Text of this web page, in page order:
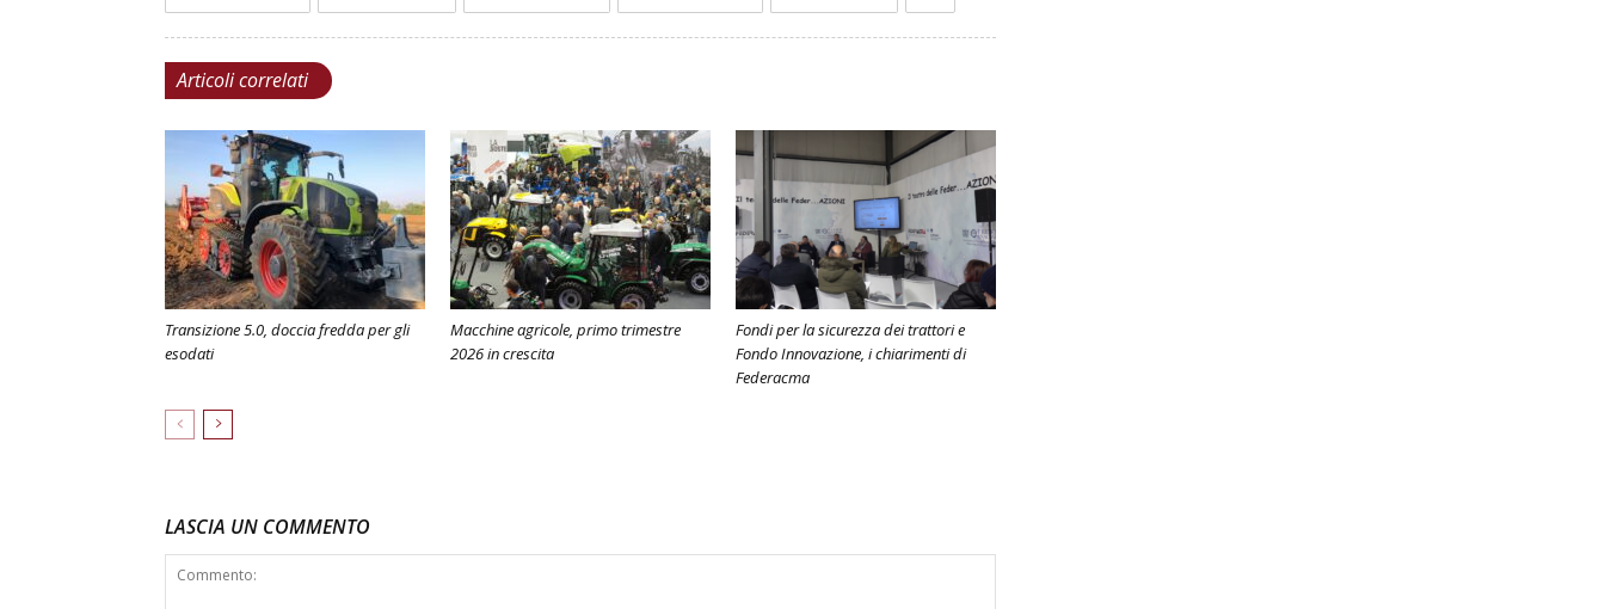
Articoli correlati
Transizione 5.0, doccia fredda per gli
esodati
Macchine agricole, primo trimestre
2026 in crescita
Fondi per la sicurezza dei trattori e
Fondo Innovazione, i chiarimenti di
Federacma
LASCIA UN COMMENTO